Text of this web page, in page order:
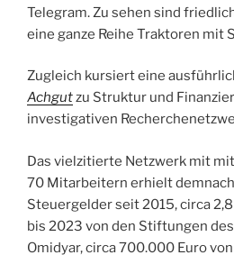
Telegram. Zu sehen sind
eine ganze Reihe Traktoren mit
Zugleich kursiert eine
Achgutzu Struktur und
investigativen
Das vielzitierte Netzwerk mit
70 Mitarbeitern erhielt
Steuergelder seit 2015, circa
bis 2023 von den Stiftungen
Omidyar, circa 700.000 Euro